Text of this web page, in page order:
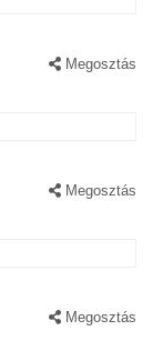
Megosztás
Megosztás
Megosztás